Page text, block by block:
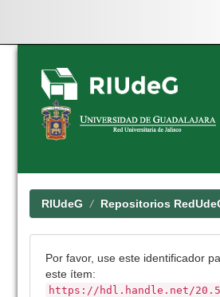
Skip
navigation
RIUdeG Repositorios
Por favor, use este identificador
este ítem:
https://hdl.handle.net/